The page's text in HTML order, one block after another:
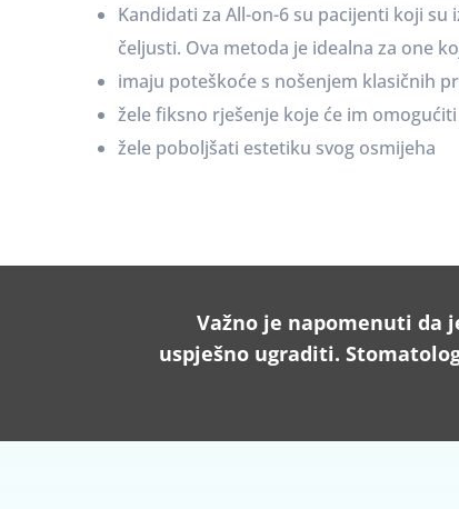
Kandidati za All-on-6 su pacijenti koji
čeljusti. Ova metoda je idealna za one
imaju poteškoće s nošenjem klasičnih
žele fiksno rješenje koje će im
žele poboljšati estetiku svog osmijeha
Važno je napomenuti da
uspješno ugraditi.